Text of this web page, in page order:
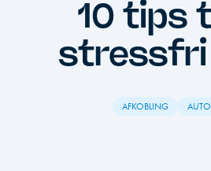
10 tips
AFKOBLING